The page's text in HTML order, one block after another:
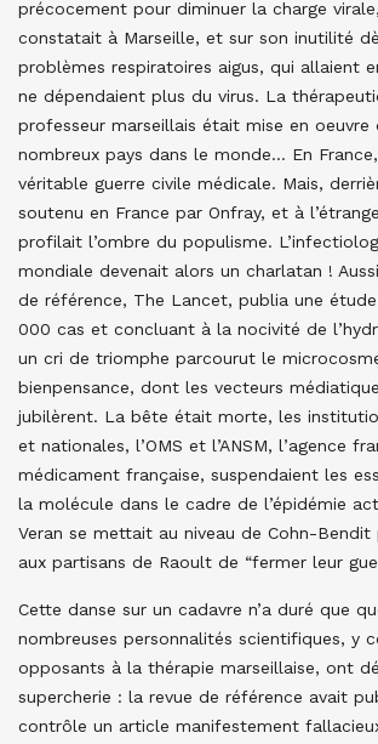
précocement pour diminuer la charge
constatait à Marseille, et sur son inutilité
problèmes respiratoires aigus, qui allaient
ne dépendaient plus du virus. La
professeur marseillais était mise en oeuvre
nombreux pays dans le monde… En
véritable guerre civile médicale. Mais,
soutenu en France par Onfray, et à
profilait l’ombre du populisme.
mondiale devenait alors un charlatan !
de référence, The Lancet, publia une
000 cas et concluant à la nocivité de
un cri de triomphe parcourut le
bienpensance, dont les vecteurs
jubilèrent. La bête était morte, les
et nationales, l’OMS et l’ANSM, l’agence
médicament française, suspendaient les
la molécule dans le cadre de l’épidémie
Veran se mettait au niveau de Cohn-
aux partisans de Raoult de “fermer leur
Cette danse sur un cadavre n’a duré que
nombreuses personnalités scientifiques, y
opposants à la thérapie marseillaise, ont
supercherie : la revue de référence avait
contrôle un article manifestement